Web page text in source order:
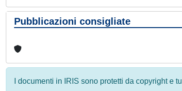
Pubblicazioni consigliate
I documenti in IRIS sono protetti da copyright e